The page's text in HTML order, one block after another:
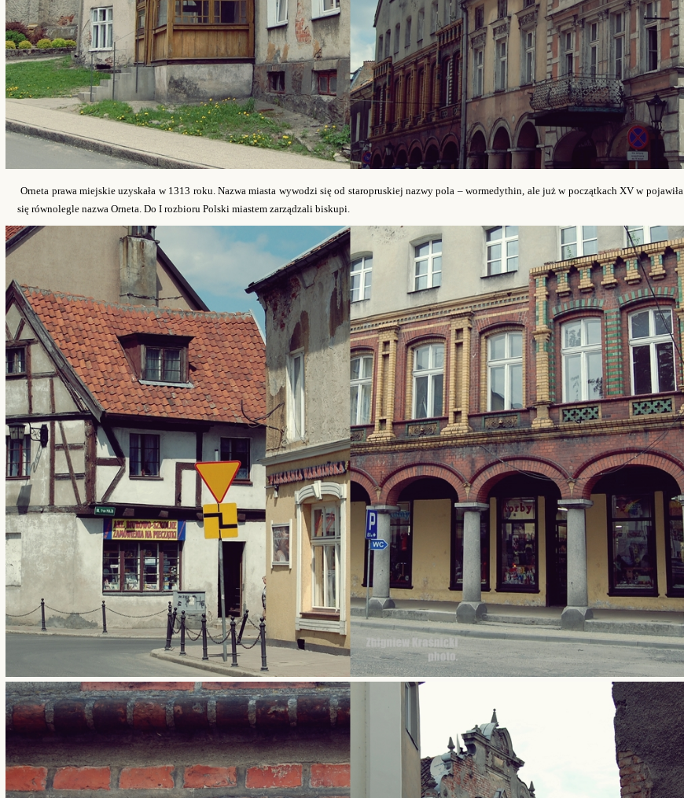
Orneta prawa miejskie uzyskała w 1313 roku. Nazwa miasta wywodzi się od staropruskiej nazwy pola –wormedythin, ale już w początkach XV w pojawiła
się równolegle nazwa Orneta. Do I rozbioru Polski miastem zarządzali biskupi.